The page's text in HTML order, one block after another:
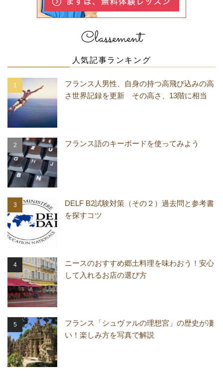
Classement
人気記事ランキング
フランス人男性、自身の持つ高飛び込みの高
さ世界記録を更新 その高さ、13階に相当
フランス語のキーボードを使ってみよう
DELF B2試験対策（その２）過去問と参考書
を探すコツ
ニースのおすすめ郷土料理を味わおう！安心
して入れるお店の選び方
フランス「シュヴァルの理想宮」の歴史が凄
い！楽しみ方を写真で解説